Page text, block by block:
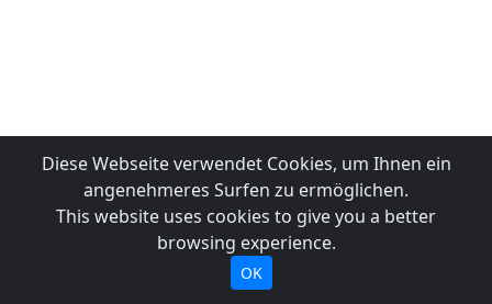
Diese Webseite verwendet Cookies, um Ihnen ein
angenehmeres Surfen zu ermöglichen.
This website uses cookies to give you a better
browsing experience.
OK